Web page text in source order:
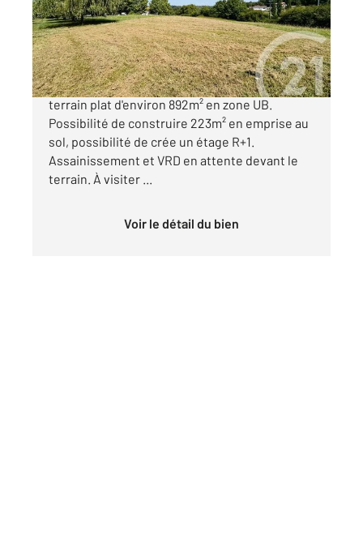
Terrain à vendre
329 000 €
SAINT PIERRE D'IRUBE - Venez découvrir ce
terrain plat d'environ 892m² en zone UB.
Possibilité de construire 223m² en emprise au
sol, possibilité de crée un étage R+1.
Assainissement et VRD en attente devant le
terrain. À visiter ...
Voir le détail du bien